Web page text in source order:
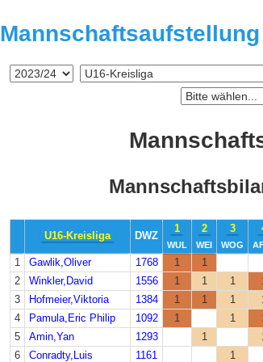
Mannschaftsaufstellung
U16-Kreisliga DWZ
1
WUL
2
WEI
3
WOG
1 Gawlik,Oliver 1768 1 1
2
Winkler,David 1556 1 1 1
3
Hofmeier,Viktoria 1384 1 1 1
4
Pamula,Eric Philip 1092 1 1
5
Amin,Yan 1293 1
6
Conradty,Luis 1161 1